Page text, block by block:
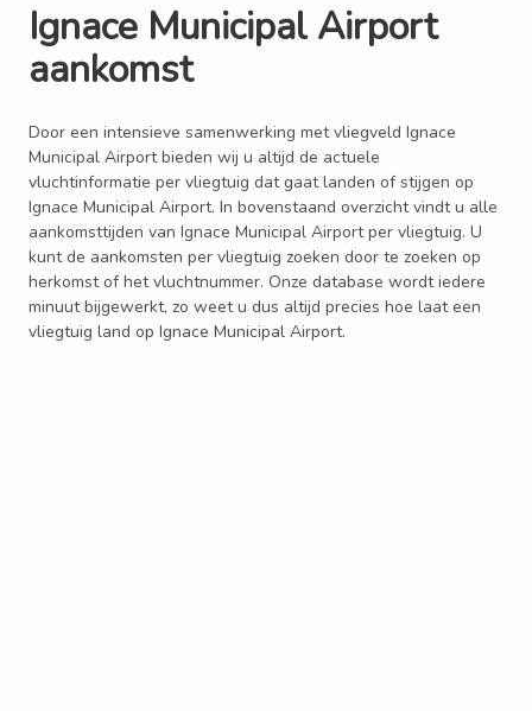
Ignace Municipal Airport
aankomst
Door een intensieve samenwerking met vliegveld Ignace
Municipal Airport bieden wij u altijd de actuele
vluchtinformatie per vliegtuig dat gaat landen of stijgen op
Ignace Municipal Airport. In bovenstaand overzicht vindt u alle
aankomsttijden van Ignace Municipal Airport per vliegtuig. U
kunt de aankomsten per vliegtuig zoeken door te zoeken op
herkomst of het vluchtnummer. Onze database wordt iedere
minuut bijgewerkt, zo weet u dus altijd precies hoe laat een
vliegtuig land op Ignace Municipal Airport.